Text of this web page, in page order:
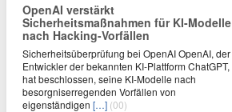
OpenAI verstärkt
Sicherheitsmaßnahmen für KI-Modelle
nach Hacking-Vorfällen
Sicherheitsüberprüfung bei OpenAI OpenAI, der
Entwickler der bekannten KI-Plattform ChatGPT,
hat beschlossen, seine KI-Modelle nach
besorgniserregenden Vorfällen von
eigenständigen […] (00)